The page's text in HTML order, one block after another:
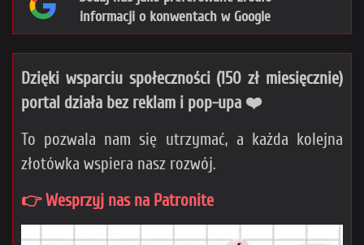
informacji o konwentach w Google
Dzięki wsparciu społeczności (150 zł miesięcznie)
portal działa bez reklam i pop-upa ❤️
To pozwala nam się utrzymać, a każda kolejna
złotówka wspiera nasz rozwój.
👉 Wesprzyj nas na Patronite